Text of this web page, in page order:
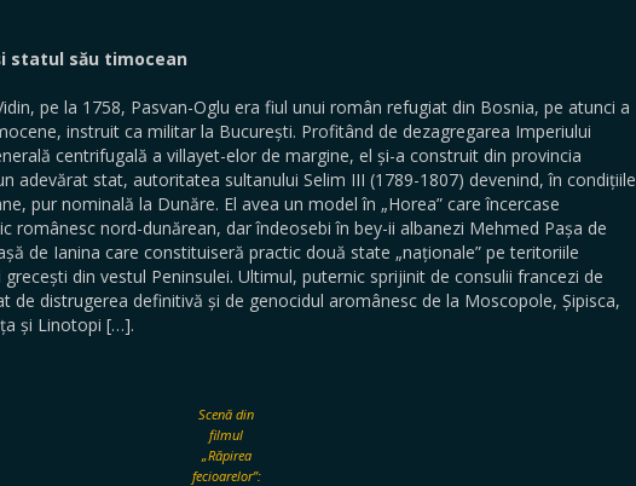
statul său timocean
la 1758, Pasvan-Oglu era fiul unui român refugiat din Bosnia, pe atunci a
instruit ca militar la București. Profitând de dezagregarea Imperiului
centrifugală a villayet-elor de margine, el și-a construit din provincia
adevărat stat, autoritatea sultanului Selim III (1789-1807) devenind, în condițiile
pur nominală la Dunăre. El avea un model în „Horea” care încercase
românesc nord-dunărean, dar îndeosebi în bey-ii albanezi Mehmed Pașa de
de Ianina care constituiseră practic două state „naționale” pe teritoriile
din vestul Peninsulei. Ultimul, puternic sprijinit de consulii francezi de
de distrugerea definitivă și de genocidul aromânesc de la Moscopole, Șipisca,
și Linotopi […].
Scenă din
filmul
„Răpirea
fecioarelor”: